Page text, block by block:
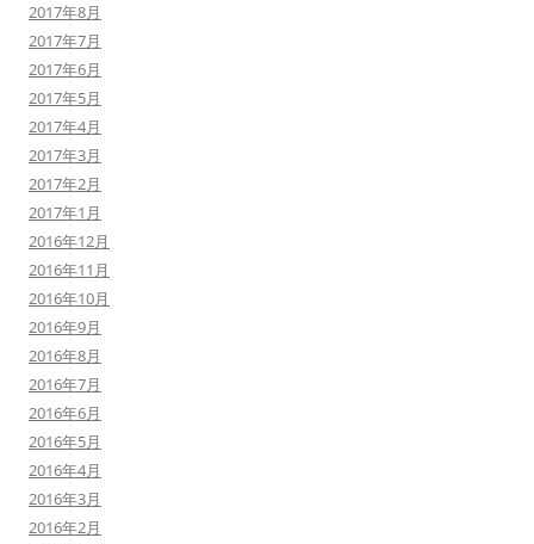
2017年8月
2017年7月
2017年6月
2017年5月
2017年4月
2017年3月
2017年2月
2017年1月
2016年12月
2016年11月
2016年10月
2016年9月
2016年8月
2016年7月
2016年6月
2016年5月
2016年4月
2016年3月
2016年2月